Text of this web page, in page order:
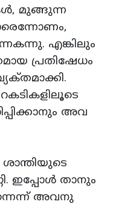
മുങ്ങുന്ന
എങ്കിലും
പ്രതിഷേധം
അവ
ഇപ്പോള്‍ താനും
അവനു